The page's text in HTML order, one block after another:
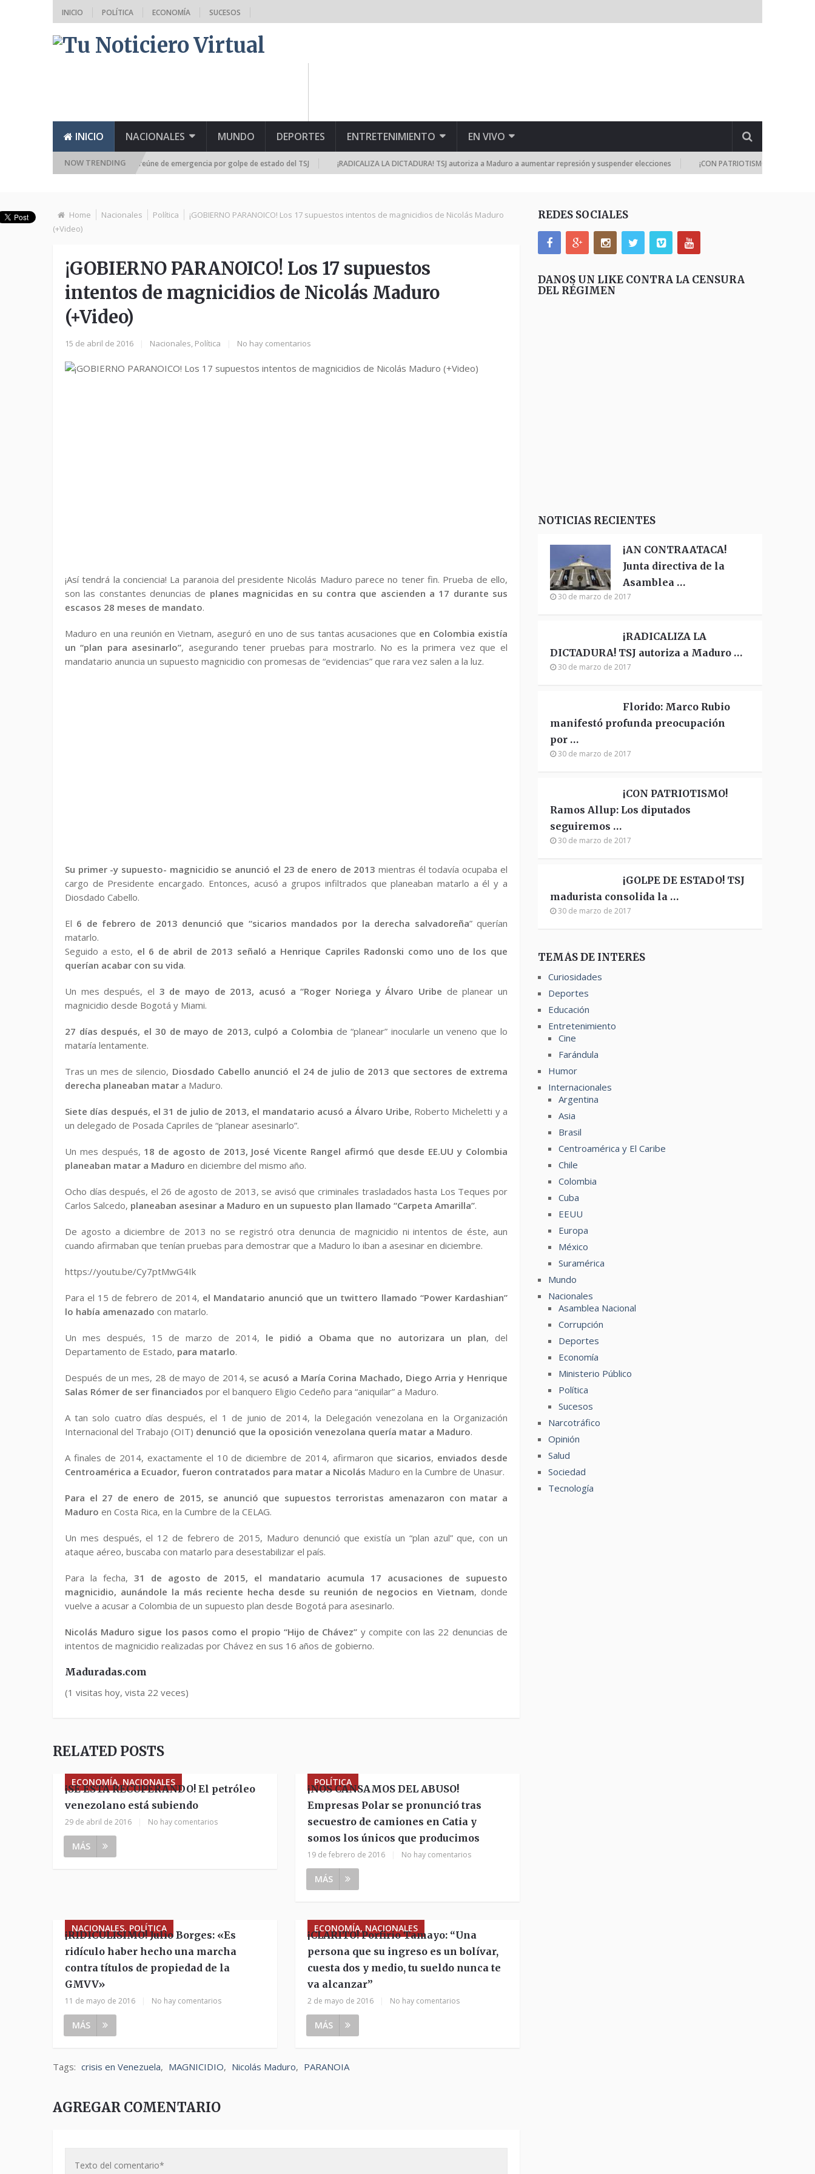
INICIO POLÍTICA ECONOMÍA SUCESOS
INICIO NACIONALES MUNDO DEPORTES ENTRETENIMIENTO EN VIVO
NOW TRENDING
de la Asamblea Nacional se reúne de emergencia por golpe de estado del TSJ ¡RADICALIZA LA DICTADURA! TSJ autoriza a Maduro a aumentar represión y suspender elecciones ¡CON PATRIOTISMO! Ramos Allup:
Home Nacionales Política
¡GOBIERNO PARANOICO! Los 17 supuestos intentos de magnicidios de Nicolás Maduro
(+Video)
¡GOBIERNO PARANOICO! Los 17 supuestos
intentos de magnicidios de Nicolás Maduro
(+Video)
15 de abril de 2016 Nacionales, Política No hay comentarios
¡Así tendrá la conciencia! La paranoia del presidente Nicolás Maduro parece no tener fin. Prueba de ello,
son las constantes denuncias de planes magnicidas en su contra que ascienden a 17 durante sus
escasos 28 meses de mandato.
Maduro en una reunión en Vietnam, aseguró en uno de sus tantas acusaciones que en Colombia existía
un “plan para asesinarlo”, asegurando tener pruebas para mostrarlo. No es la primera vez que el
mandatario anuncia un supuesto magnicidio con promesas de “evidencias” que rara vez salen a la luz.
Su primer -y supuesto- magnicidio se anunció el 23 de enero de 2013 mientras él todavía ocupaba el
cargo de Presidente encargado. Entonces, acusó a grupos infiltrados que planeaban matarlo a él y a
Diosdado Cabello.
El 6 de febrero de 2013 denunció que “sicarios mandados por la derecha salvadoreña” querían
matarlo.
Seguido a esto, el 6 de abril de 2013 señaló a Henrique Capriles Radonski como uno de los que
querían acabar con su vida.
Un mes después, el 3 de mayo de 2013, acusó a “Roger Noriega y Álvaro Uribe de planear un
magnicidio desde Bogotá y Miami.
27 días después, el 30 de mayo de 2013, culpó a Colombia de “planear” inocularle un veneno que lo
mataría lentamente.
Tras un mes de silencio, Diosdado Cabello anunció el 24 de julio de 2013 que sectores de extrema
derecha planeaban matar a Maduro.
Siete días después, el 31 de julio de 2013, el mandatario acusó a Álvaro Uribe, Roberto Micheletti y a
un delegado de Posada Capriles de “planear asesinarlo”.
Un mes después, 18 de agosto de 2013, José Vicente Rangel afirmó que desde EE.UU y Colombia
planeaban matar a Maduro en diciembre del mismo año.
Ocho días después, el 26 de agosto de 2013, se avisó que criminales trasladados hasta Los Teques por
Carlos Salcedo, planeaban asesinar a Maduro en un supuesto plan llamado “Carpeta Amarilla”.
De agosto a diciembre de 2013 no se registró otra denuncia de magnicidio ni intentos de éste, aun
cuando afirmaban que tenían pruebas para demostrar que a Maduro lo iban a asesinar en diciembre.
https://youtu.be/Cy7ptMwG4Ik
Para el 15 de febrero de 2014, el Mandatario anunció que un twittero llamado “Power Kardashian”
lo había amenazado con matarlo.
Un mes después, 15 de marzo de 2014, le pidió a Obama que no autorizara un plan, del
Departamento de Estado, para matarlo.
Después de un mes, 28 de mayo de 2014, se acusó a María Corina Machado, Diego Arria y Henrique
Salas Rómer de ser financiados por el banquero Eligio Cedeño para “aniquilar” a Maduro.
A tan solo cuatro días después, el 1 de junio de 2014, la Delegación venezolana en la Organización
Internacional del Trabajo (OIT) denunció que la oposición venezolana quería matar a Maduro.
A finales de 2014, exactamente el 10 de diciembre de 2014, afirmaron que sicarios, enviados desde
Centroamérica a Ecuador, fueron contratados para matar a Nicolás Maduro en la Cumbre de Unasur.
Para el 27 de enero de 2015, se anunció que supuestos terroristas amenazaron con matar a
Maduro en Costa Rica, en la Cumbre de la CELAG.
Un mes después, el 12 de febrero de 2015, Maduro denunció que existía un “plan azul” que, con un
ataque aéreo, buscaba con matarlo para desestabilizar el país.
Para la fecha,31 de agosto de 2015, el mandatario acumula 17 acusaciones de supuesto
magnicidio, aunándole la más reciente hecha desde su reunión de negocios en Vietnam, donde
vuelve a acusar a Colombia de un supuesto plan desde Bogotá para asesinarlo.
Nicolás Maduro sigue los pasos como el propio “Hijo de Chávez” y compite con las 22 denuncias de
intentos de magnicidio realizadas por Chávez en sus 16 años de gobierno.
Maduradas.com
(1 visitas hoy, vista 22 veces)
RELATED POSTS
ECONOMÍA, NACIONALES
¡SE ESTA RECUPERANDO! El petróleo
venezolano está subiendo
29 de abril de 2016 No hay comentarios
MÁS
POLÍTICA
¡NOS CANSAMOS DEL ABUSO!
Empresas Polar se pronunció tras
secuestro de camiones en Catia y
somos los únicos que producimos
19 de febrero de 2016 No hay comentarios
MÁS
NACIONALES, POLÍTICA
¡RIDICULISIMO! Julio Borges: «Es
ridículo haber hecho una marcha
contra títulos de propiedad de la
GMVV»
11 de mayo de 2016 No hay comentarios
MÁS
ECONOMÍA, NACIONALES
¡CLARITO! Porfirio Tamayo: “Una
persona que su ingreso es un bolívar,
cuesta dos y medio, tu sueldo nunca te
va alcanzar”
2 de mayo de 2016 No hay comentarios
MÁS
Tags: crisis en Venezuela, MAGNICIDIO, Nicolás Maduro, PARANOIA
AGREGAR COMENTARIO
REDES SOCIALES
DANOS UN LIKE CONTRA LA CENSURA
DEL RÉGIMEN
NOTICIAS RECIENTES
¡AN CONTRAATACA!
Junta directiva de la
Asamblea …
30 de marzo de 2017
¡RADICALIZA LA
DICTADURA! TSJ autoriza a Maduro …
30 de marzo de 2017
Florido: Marco Rubio
manifestó profunda preocupación
por …
30 de marzo de 2017
¡CON PATRIOTISMO!
Ramos Allup: Los diputados
seguiremos …
30 de marzo de 2017
¡GOLPE DE ESTADO! TSJ
madurista consolida la …
30 de marzo de 2017
TEMÁS DE INTERÉS
Curiosidades
Deportes
Educación
Entretenimiento
Cine
Farándula
Humor
Internacionales
Argentina
Asia
Brasil
Centroamérica y El Caribe
Chile
Colombia
Cuba
EEUU
Europa
México
Suramérica
Mundo
Nacionales
Asamblea Nacional
Corrupción
Deportes
Economía
Ministerio Público
Política
Sucesos
Narcotráfico
Opinión
Salud
Sociedad
Tecnología